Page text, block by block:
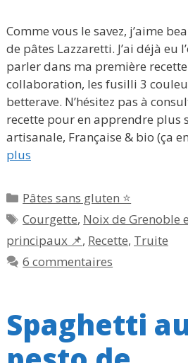
Comme vous le savez, j’aime
de pâtes Lazzaretti. J’ai déjà eu
parler dans ma première
collaboration, les fusilli 3
betterave. N’hésitez pas à
recette pour en apprendre plus
artisanale, Française & bio (ça
plus
Catégories
Pâtes sans gluten ⭐
Étiquettes
Courgette, Noix de Grenoble
principaux 📌, Recette, Truite
6 commentaires
Spaghetti